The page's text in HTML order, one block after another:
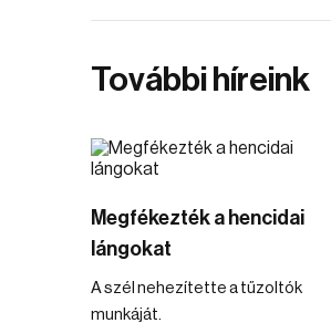
További híreink
Megfékezték a hencidai
lángokat
A szél nehezítette a tűzoltók
munkáját.